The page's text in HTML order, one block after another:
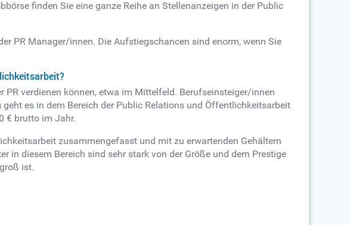
finden Sie eine ganze Reihe an Stellenanzeigen in der Public
PR Manager/innen. Die Aufstiegschancen sind enorm, wenn Sie
verdienen können, etwa im Mittelfeld. Berufseinsteiger/innen
es in dem Bereich der Public Relations und Öffentlichkeitsarbeit
€ brutto im Jahr.
zusammengefasst und mit zu erwartenden Gehältern
in diesem Bereich sind sehr stark von der Größe und dem Prestige
ist.